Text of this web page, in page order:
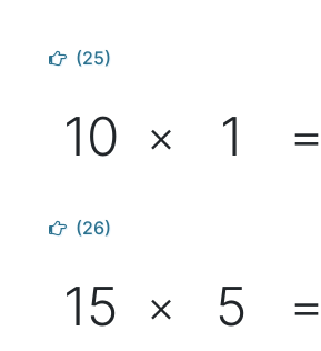
(25)
10 × 1 ＝
(26)
15 × 5 ＝